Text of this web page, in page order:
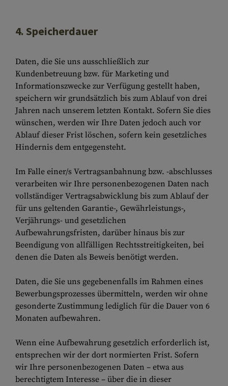
4. Speicherdauer
Daten, die Sie uns ausschließlich zur
Kundenbetreuung bzw. für Marketing und
Informationszwecke zur Verfügung gestellt haben,
speichern wir grundsätzlich bis zum Ablauf von drei
Jahren nach unserem letzten Kontakt. Sofern Sie dies
wünschen, werden wir Ihre Daten jedoch auch vor
Ablauf dieser Frist löschen, sofern kein gesetzliches
Hindernis dem entgegensteht.
Im Falle einer/s Vertragsanbahnung bzw. -abschlusses
verarbeiten wir Ihre personenbezogenen Daten nach
vollständiger Vertragsabwicklung bis zum Ablauf der
für uns geltenden Garantie-, Gewährleistungs-,
Verjährungs- und gesetzlichen
Aufbewahrungsfristen, darüber hinaus bis zur
Beendigung von allfälligen Rechtsstreitigkeiten, bei
denen die Daten als Beweis benötigt werden.
Daten, die Sie uns gegebenenfalls im Rahmen eines
Bewerbungsprozesses übermitteln, werden wir ohne
gesonderte Zustimmung lediglich für die Dauer von 6
Monaten aufbewahren.
Wenn eine Aufbewahrung gesetzlich erforderlich ist,
entsprechen wir der dort normierten Frist. Sofern
wir Ihre personenbezogenen Daten – etwa aus
berechtigtem Interesse – über die in dieser